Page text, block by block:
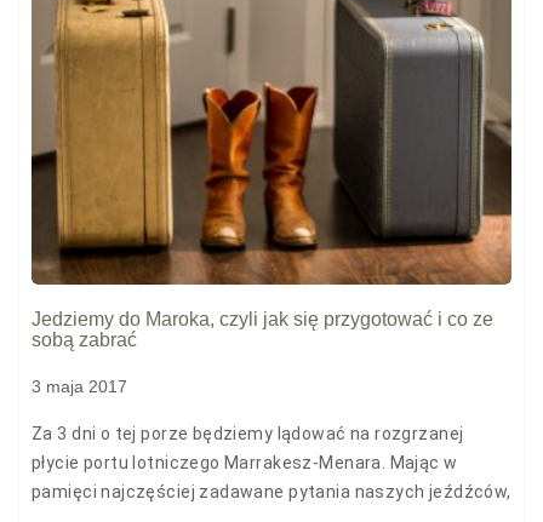
Jedziemy do Maroka, czyli jak się przygotować i co ze
sobą zabrać
3 maja 2017
Za 3 dni o tej porze będziemy lądować na rozgrzanej
płycie portu lotniczego Marrakesz-Menara. Mając w
pamięci najczęściej zadawane pytania naszych jeźdźców,